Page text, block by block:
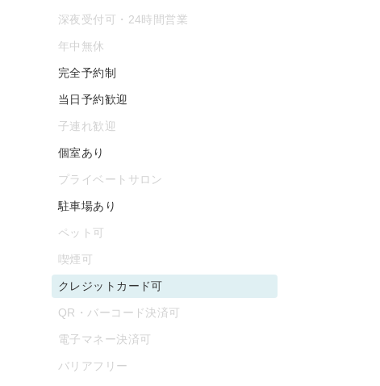
深夜受付可・24時間営業
年中無休
完全予約制
当日予約歓迎
子連れ歓迎
個室あり
プライベートサロン
駐車場あり
ペット可
喫煙可
クレジットカード可
QR・バーコード決済可
電子マネー決済可
バリアフリー